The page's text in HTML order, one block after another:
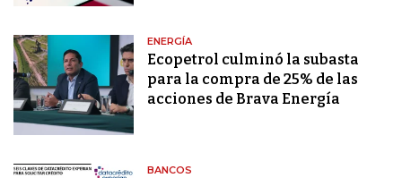
ENERGÍA
Ecopetrol culminó la subasta
para la compra de 25% de las
acciones de Brava Energía
BANCOS